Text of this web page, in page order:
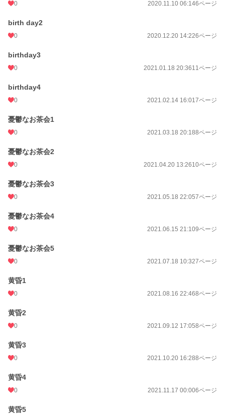
0 2020.11.10 06:146ページ
birth day2
0 2020.12.20 14:226ページ
birthday3
0 2021.01.18 20:3611ページ
birthday4
0 2021.02.14 16:017ページ
憂鬱なお茶会1
0 2021.03.18 20:188ページ
憂鬱なお茶会2
0 2021.04.20 13:2610ページ
憂鬱なお茶会3
0 2021.05.18 22:057ページ
憂鬱なお茶会4
0 2021.06.15 21:109ページ
憂鬱なお茶会5
0 2021.07.18 10:327ページ
黄昏1
0 2021.08.16 22:468ページ
黄昏2
0 2021.09.12 17:058ページ
黄昏3
0 2021.10.20 16:288ページ
黄昏4
0 2021.11.17 00:006ページ
黄昏5